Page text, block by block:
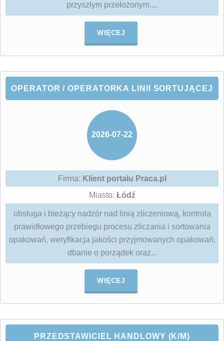
przyszłym przełożonym....
WIĘCEJ
OPERATOR / OPERATORKA LINII SORTUJĄCEJ
2026-07-22
Firma: Klient portalu Praca.pl
Miasto: Łódź
obsługa i bieżący nadzór nad linią zliczeniową, kontrola
prawidłowego przebiegu procesu zliczania i sortowania
opakowań, weryfikacja jakości przyjmowanych opakowań,
dbanie o porządek oraz...
WIĘCEJ
PRZEDSTAWICIEL HANDLOWY (K/M)